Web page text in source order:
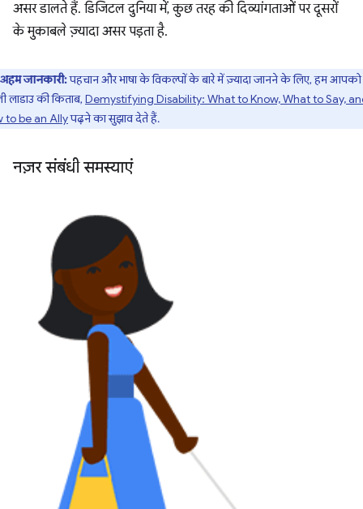
असर डालते हैं. डिजिटल दुनिया में, कुछ तरह की दिव्यांगताओं पर दूसरों
के मुकाबले ज़्यादा असर पड़ता है.
अहम जानकारी:पहचान और भाषा के विकल्पों के बारे में ज़्यादा जानने के लिए, हम आपको
लाडाउ की किताब, Demystifying Disability: What to Know, What to Say,
to be an Allyपढ़ने का सुझाव देते हैं.
नज़र संबंधी समस्याएं